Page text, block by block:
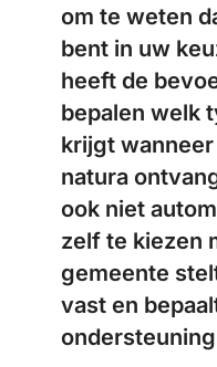
om te weten
bent in uw
heeft de
bepalen welk
krijgt
natura
ook niet
zelf te kiezen
gemeente
vast en